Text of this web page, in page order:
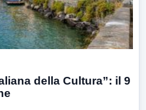
della Cultura”: il 9